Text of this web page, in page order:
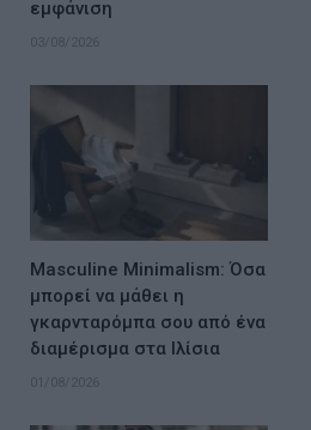
εμφάνιση
03/08/2026
Masculine Minimalism: Όσα
μπορεί να μάθει η
γκαρνταρόμπα σου από ένα
διαμέρισμα στα Ιλίσια
01/08/2026